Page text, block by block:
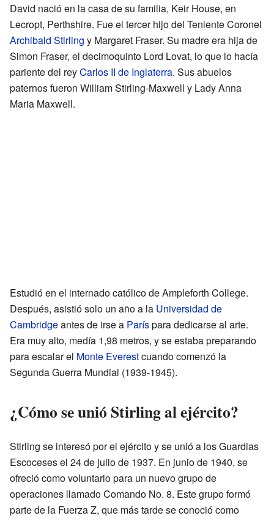
David nació en la casa de su familia, Keir House, en
Lecropt, Perthshire. Fue el tercer hijo del Teniente Coronel
Archibald Stirling y Margaret Fraser. Su madre era hija de
Simon Fraser, el decimoquinto Lord Lovat, lo que lo hacía
pariente del reyCarlos II de Inglaterra. Sus abuelos
paternos fueron William Stirling-Maxwell y Lady Anna
Maria Maxwell.
Estudió en el internado católico de Ampleforth College.
Después, asistió solo un año a la Universidad de
Cambridgeantes de irse a Paríspara dedicarse al arte.
Era muy alto, medía 1,98 metros, y se estaba preparando
para escalar el Monte Everestcuando comenzó la
Segunda Guerra Mundial (1939-1945).
¿Cómo se unió Stirling al ejército?
Stirling se interesó por el ejército y se unió a los Guardias
Escoceses el 24 de julio de 1937. En junio de 1940, se
ofreció como voluntario para un nuevo grupo de
operaciones llamado Comando No. 8. Este grupo formó
parte de la Fuerza Z, que más tarde se conoció como